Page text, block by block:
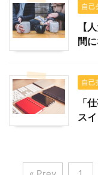
自己
【
間
自己
「
ス